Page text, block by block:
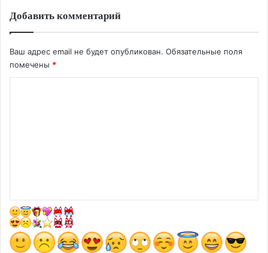
Добавить комментарий
Ваш адрес email не будет опубликован. Обязательные поля
помечены *
а
р
и